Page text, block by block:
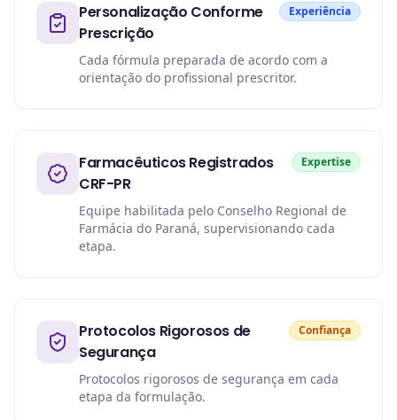
Personalização Conforme
Prescrição
Experiência
Cada fórmula preparada de acordo com a
orientação do profissional prescritor.
Farmacêuticos Registrados
CRF-PR
Expertise
Equipe habilitada pelo Conselho Regional de
Farmácia do Paraná, supervisionando cada
etapa.
Protocolos Rigorosos de
Segurança
Confiança
Protocolos rigorosos de segurança em cada
etapa da formulação.